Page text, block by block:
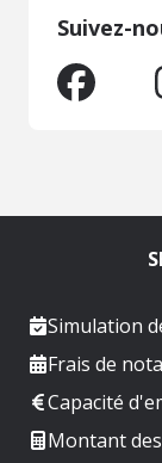
Suivez-
Simulation
Frais de
Capacité
Montant